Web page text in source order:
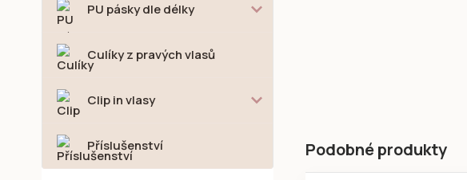
PU pásky dle délky
Culíky z pravých vlasů
Clip in vlasy
Příslušenství Podobné produkty